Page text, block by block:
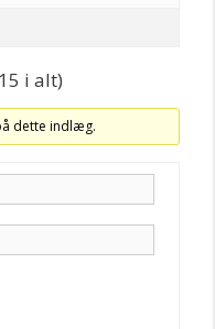
i alt)
dette indlæg.